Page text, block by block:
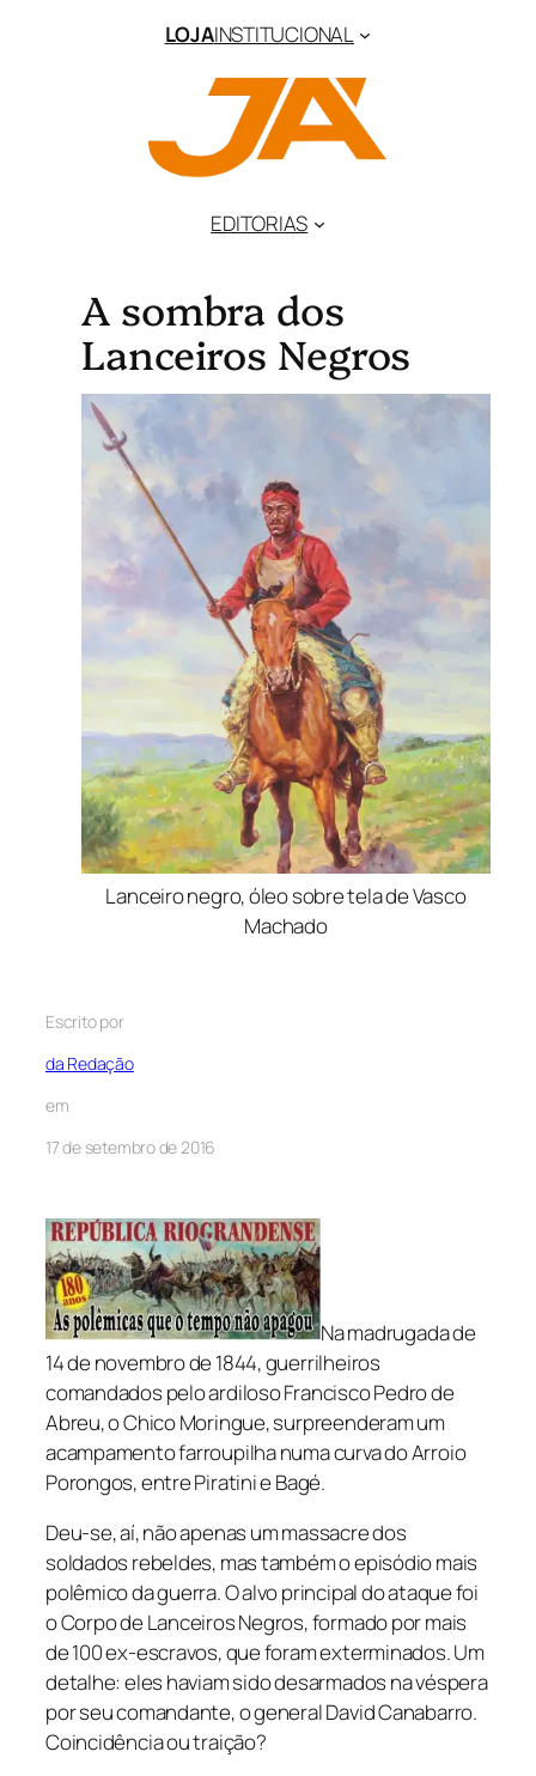
LOJAINSTITUCIONAL
EDITORIAS
A sombra dos
Lanceiros Negros
Lanceiro negro, óleo sobre tela de Vasco
Machado
Escrito por
da Redação
em
17 de setembro de 2016
Na madrugada de
14 de novembro de 1844, guerrilheiros
comandados pelo ardiloso Francisco Pedro de
Abreu, o Chico Moringue, surpreenderam um
acampamento farroupilha numa curva do Arroio
Porongos, entre Piratini e Bagé.
Deu-se, aí, não apenas um massacre dos
soldados rebeldes, mas também o episódio mais
polêmico da guerra. O alvo principal do ataque foi
o Corpo de Lanceiros Negros, formado por mais
de 100 ex-escravos, que foram exterminados. Um
detalhe: eles haviam sido desarmados na véspera
por seu comandante, o general David Canabarro.
Coincidência ou traição?